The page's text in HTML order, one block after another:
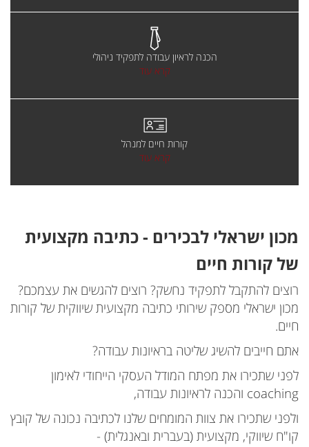
הכנה לראיון עבודה לתפקיד ניהולי
קרא עוד
קורות חיים למנהל
קרא עוד
מכון ישראלי לבכירים - כתיבה מקצועית
של קורות חיים
רוצים להתקבל לתפקיד נחשק? רוצים להגשים את עצמכם?
מכון ישראלי מספק שירותי כתיבה מקצועית שיווקית של קורות
חיים.
אתם חייבים להשיג שליטה בראיונות עבודה?
לפני שתכירו את מפתח המודל העסקי הייחודי לאימון
coaching והכנה לראיונות עבודה,
ולפני שתכירו את צוות המומחים שלנו לכתיבה נכונה של קובץ
קו"ח שיווקי, מקצועית (בעברית ובאנגלית) -